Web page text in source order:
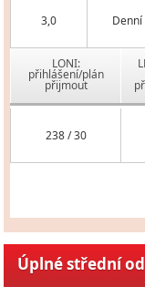
3,0 Denní
LONI:
přihlášení/plán
přijmout
238 / 30
Úplné střední